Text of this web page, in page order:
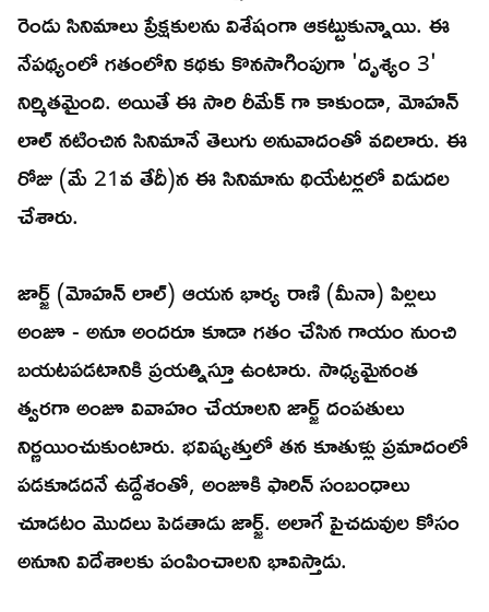
రెండు సినిమాలు ప్రేక్షకులను విశేషంగా ఆకట్టుకున్నాయి. ఈ
నేపథ్యంలో గతంలోని కథకు కొనసాగింపుగా 'దృశ్యం 3'
నిర్మితమైంది. అయితే ఈ సారి రీమేక్ గా కాకుండా, మోహన్
లాల్ నటించిన సినిమానే తెలుగు అనువాదంతో వదిలారు. ఈ
రోజు (మే 21వ తేదీ)న ఈ సినిమాను థియేటర్లలో విడుదల
చేశారు.
జార్జ్ (మోహన్ లాల్) ఆయన భార్య రాణి (మీనా) పిల్లలు
అంజూ - అనూ అందరూ కూడా గతం చేసిన గాయం నుంచి
బయటపడటానికి ప్రయత్నిస్తూ ఉంటారు. సాధ్యమైనంత
త్వరగా అంజూ వివాహం చేయాలని జార్జ్ దంపతులు
నిర్ణయించుకుంటారు. భవిష్యత్తులో తన కూతుళ్లు ప్రమాదంలో
పడకూడదనే ఉద్దేశంతో, అంజూకి ఫారిన్ సంబంధాలు
చూడటం మొదలు పెడతాడు జార్జ్. అలాగే పైచదువుల కోసం
అనూని విదేశాలకు పంపించాలని భావిస్తాడు.